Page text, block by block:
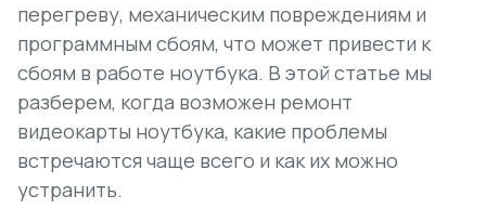
перегреву, механическим повреждениям и
программным сбоям, что может привести к
сбоям в работе ноутбука. В этой статье мы
разберем, когда возможен ремонт
видеокарты ноутбука, какие проблемы
встречаются чаще всего и как их можно
устранить.